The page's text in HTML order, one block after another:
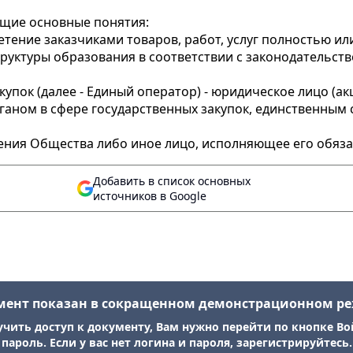
основные понятия:
заказчиками товаров, работ, услуг полностью
образования в соответствии с
(далее - Единый оператор) - юридическое лицо
в сфере государственных закупок, единственным
Общества либо иное лицо, исполняющее его
Добавить в список основных
источников в Google
показан в сокращенном демонстрационном
доступ к документу, Вам нужно перейти по кнопке
пароль. Если у вас нет логина и пароля, зарегистрируйтесь.